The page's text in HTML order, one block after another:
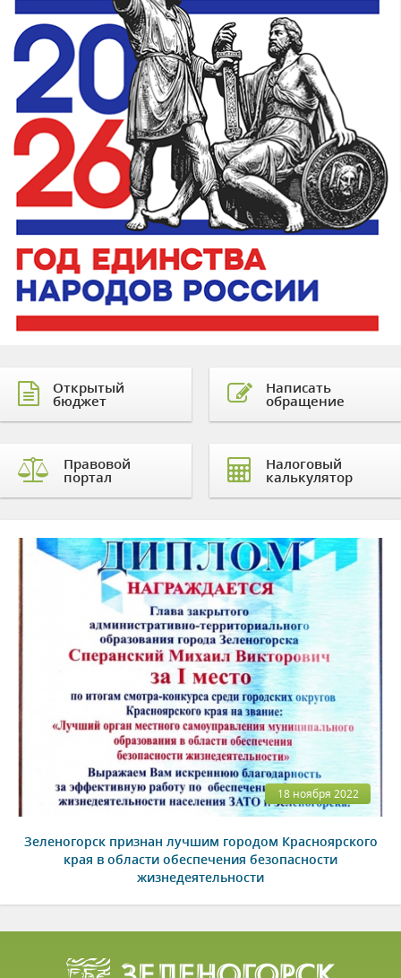
Открытый
бюджет
Правовой
портал
Написать
обращение
Налоговый
калькулятор
18 ноября 2022
Зеленогорск признан лучшим городом Красноярского
края в области обеспечения безопасности
жизнедеятельности